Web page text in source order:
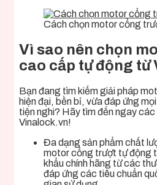
Cách chọn motor cổng
Vì sao nên chọn
cao cấp tự động từ
Bạn đang tìm kiếm giải pháp
hiện đại, bền bỉ, vừa đáp ứng
tiện nghi? Hãy tìm đến ngay
Vinalock.vn!
Đa dạng sản phẩm chất
motor cổng trượt tự động
khẩu chính hãng từ các
đáp ứng các tiêu chuẩn